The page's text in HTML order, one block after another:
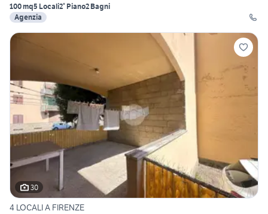
100 mq5 Locali2° Piano2 Bagni
Agenzia
30
4 LOCALI A FIRENZE